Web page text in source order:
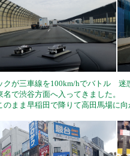
クが三車線を100km/hでバトル 迷
名で渋谷方面へ入ってきました。
のまま早稲田で降りて高田馬場に